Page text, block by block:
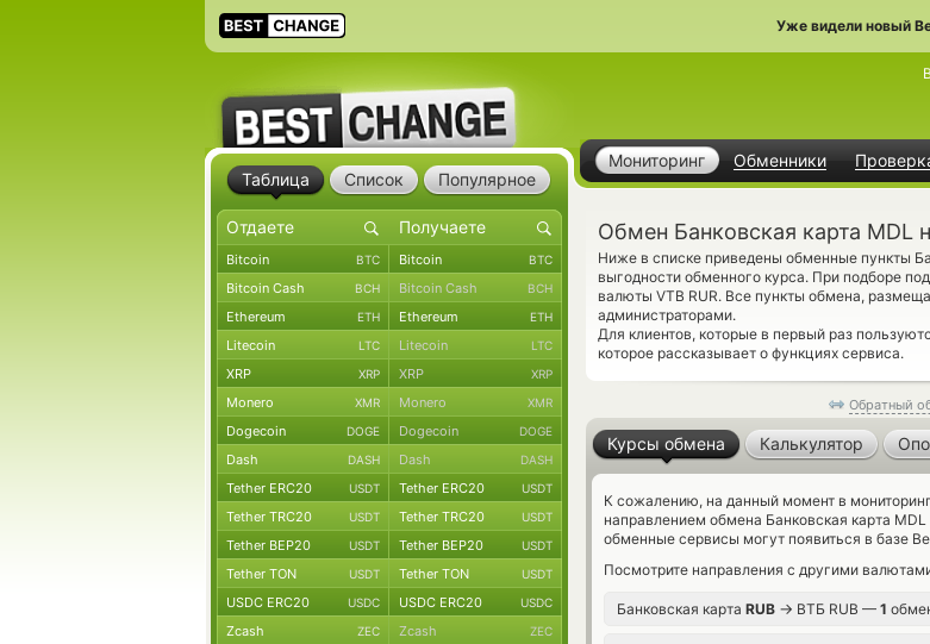
Уже видели новый
Мониторинг Обменники
Обмен Банковская карта MDL
Ниже в списке приведены обменные пункты
выгодности обменного курса. При подборе
валюты VTB RUR. Все пункты обмена,
администраторами.
Для клиентов, которые в первый раз
которое рассказывает о функциях сервиса.
Обратный
Курсы обмена Калькулятор
К сожалению, на данный момент в
направлением обмена Банковская карта MDL
обменные сервисы могут появиться в базе
Посмотрите направления с другими
Банковская карта RUB → ВТБ RUB — 1
Таблица Список Популярное
Bitcoin BTC Bitcoin BTC
Bitcoin Cash BCH Bitcoin Cash BCH
Ethereum ETH Ethereum ETH
Litecoin LTC Litecoin LTC
XRP XRP XRP XRP
Monero XMR Monero XMR
Dogecoin DOGE Dogecoin DOGE
Dash DASH Dash DASH
Tether ERC20 USDT Tether ERC20 USDT
Tether TRC20 USDT Tether TRC20 USDT
Tether BEP20 USDT Tether BEP20 USDT
Tether TON USDT Tether TON USDT
USDC ERC20 USDC USDC ERC20 USDC
Zcash ZEC Zcash ZEC